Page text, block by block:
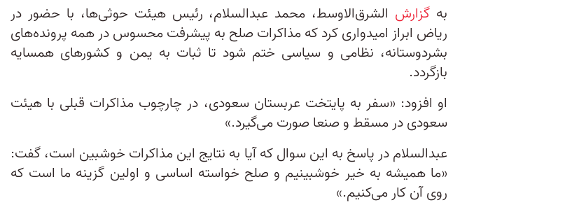
به گزارش الشرق‌الاوسط، محمد عبدالسلام، رئیس هیئت حوثی‌ها، با حضور در
ریاض ابراز امیدواری کرد که مذاکرات صلح به پیشرفت محسوس در همه پرونده‌های
بشردوستانه، نظامی و سیاسی ختم شود تا ثبات به یمن و کشورهای همسایه
بازگردد.
او افزود: «سفر به پایتخت عربستان سعودی، در چارچوب مذاکرات قبلی با هیئت
سعودی در مسقط و صنعا صورت می‌گیرد.»
عبدالسلام در پاسخ به این سوال که آیا به نتایج این مذاکرات خوشبین است، گفت:
«ما همیشه به خیر خوشبینیم و صلح خواسته اساسی و اولین گزینه ما است که
روی آن کار می‌کنیم.»